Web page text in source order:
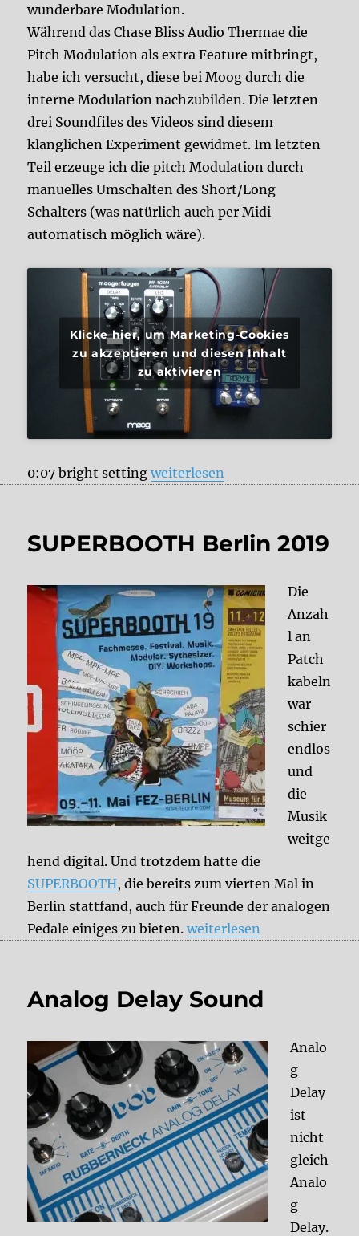
wunderbare Modulation.
Während das Chase Bliss Audio Thermae die
Pitch Modulation als extra Feature mitbringt,
habe ich versucht, diese bei Moog durch die
interne Modulation nachzubilden. Die letzten
drei Soundfiles des Videos sind diesem
klanglichen Experiment gewidmet. Im letzten
Teil erzeuge ich die pitch Modulation durch
manuelles Umschalten des Short/Long
Schalters (was natürlich auch per Midi
automatisch möglich wäre).
Klicke hier, um Marketing-Cookies
zu akzeptieren und diesen Inhalt
zu aktivieren
0:07 bright setting„Moog Moogerfooger vs. Chase
weiterlesen
SUPERBOOTH Berlin 2019
Die
Anzah
l an
Patch
kabeln
war
schier
endlos
und
die
Musik
weitge
hend digital. Und trotzdem hatte die
SUPERBOOTH, die bereits zum vierten Mal in
Berlin stattfand, auch für Freunde der analogen
Pedale einiges zu bieten.„SUPERBOOTH Berlin
weiterlesen
Analog Delay Sound
Analo
g
Delay
ist
nicht
gleich
Analo
g
Delay.